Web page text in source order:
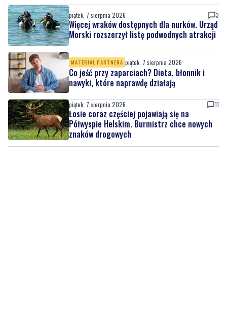
piątek, 7 sierpnia 2026 3
Więcej wraków dostępnych dla nurków. Urząd
Morski rozszerzył listę podwodnych atrakcji
MATERIAŁ PARTNERA piątek, 7 sierpnia 2026
Co jeść przy zaparciach? Dieta, błonnik i
nawyki, które naprawdę działają
piątek, 7 sierpnia 2026 11
Łosie coraz częściej pojawiają się na
Półwyspie Helskim. Burmistrz chce nowych
znaków drogowych